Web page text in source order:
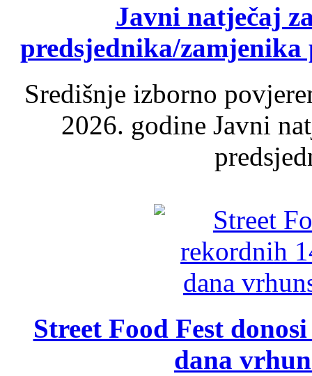
Javni natječaj
predsjednika/
Središnje izborno
2026. godine Javni
Street Food Fest
dana